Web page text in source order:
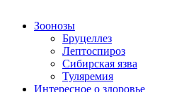
Зоонозы
Бруцеллез
Лептоспироз
Сибирская язва
Туляремия
Интересное о здоровье